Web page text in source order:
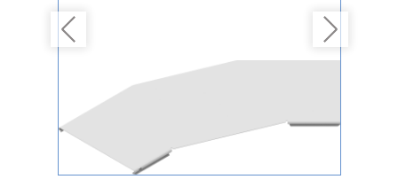
Previous Next